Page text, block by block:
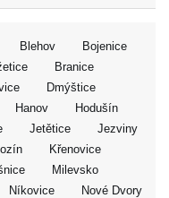
Blehov
Bojenice
Branice
Dmýštice
Hanov
Hodušín
Jetětice
Jezviny
Křenovice
Milevsko
Níkovice
Nové Dvory